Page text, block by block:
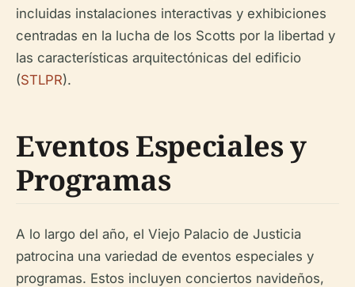
incluidas instalaciones interactivas y exhibiciones
centradas en la lucha de los Scotts por la libertad y
las características arquitectónicas del edificio
(STLPR).
Eventos Especiales y
Programas
A lo largo del año, el Viejo Palacio de Justicia
patrocina una variedad de eventos especiales y
programas. Estos incluyen conciertos navideños,